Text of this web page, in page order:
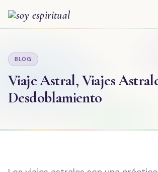
contenido
BLOG
Viaje Astral, Viajes
Desdoblamiento